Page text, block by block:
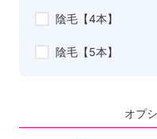
陰毛【4本】
陰毛【5本】
オプ